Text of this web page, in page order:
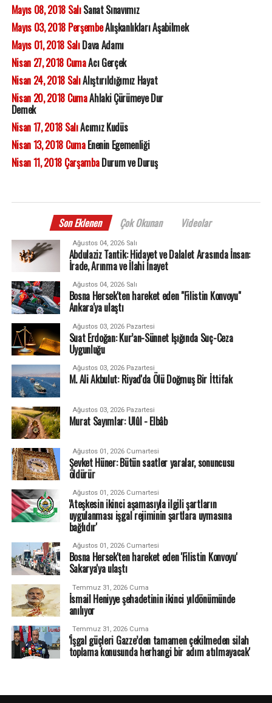
Mayıs 08, 2018 SalıSanat Sınavımız
Mayıs 03, 2018 PerşembeAlışkanlıkları Aşabilmek
Mayıs 01, 2018 SalıDava Adamı
Nisan 27, 2018 CumaAcı Gerçek
Nisan 24, 2018 SalıAlıştırıldığımız Hayat
Nisan 20, 2018 CumaAhlaki Çürümeye Dur
Demek
Nisan 17, 2018 SalıAcımız Kudüs
Nisan 13, 2018 CumaEnenin Egemenliği
Nisan 11, 2018 ÇarşambaDurum ve Duruş
Son Eklenen Çok Okunan Videolar
Ağustos 04, 2026 Salı
Abdulaziz Tantik: Hidayet ve Dalalet Arasında İnsan:
İrade, Arınma ve İlahi İnayet
Ağustos 04, 2026 Salı
Bosna Hersek'ten hareket eden "Filistin Konvoyu"
Ankara'ya ulaştı
Ağustos 03, 2026 Pazartesi
Suat Erdoğan: Kur’an-Sünnet Işığında Suç-Ceza
Uygunluğu
Ağustos 03, 2026 Pazartesi
M. Ali Akbulut: Riyad'da Ölü Doğmuş Bir İttifak
Ağustos 03, 2026 Pazartesi
Murat Sayımlar: Ulûl - Elbâb
Ağustos 01, 2026 Cumartesi
Şevket Hüner: Bütün saatler yaralar, sonuncusu
öldürür
Ağustos 01, 2026 Cumartesi
'Ateşkesin ikinci aşamasıyla ilgili şartların
uygulanması işgal rejiminin şartlara uymasına
bağlıdır'
Ağustos 01, 2026 Cumartesi
Bosna Hersek'ten hareket eden 'Filistin Konvoyu'
Sakarya'ya ulaştı
Temmuz 31, 2026 Cuma
İsmail Heniyye şehadetinin ikinci yıldönümünde
anılıyor
Temmuz 31, 2026 Cuma
'İşgal güçleri Gazze’den tamamen çekilmeden silah
toplama konusunda herhangi bir adım atılmayacak'